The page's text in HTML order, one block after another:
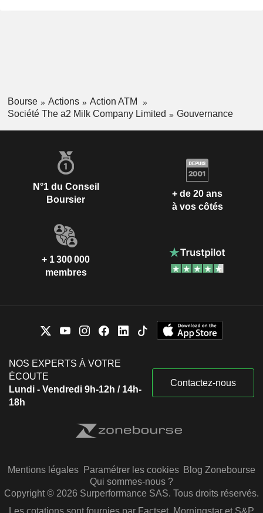
Bourse Actions
Action ATM
Société The a2 Milk Company Limited
Gouvernance
N°1 du Conseil
Boursier
+ de 20 ans
à vos côtés
+ 1 300 000
membres
NOS EXPERTS À VOTRE
ÉCOUTE
Lundi - Vendredi 9h-12h / 14h-
18h
Contactez-nous
Mentions légales Paramétrer les cookies Blog Zonebourse
Qui sommes-nous ?
Copyright © 2026 Surperformance SAS. Tous droits réservés.
Les cotations sont fournies par Factset, Morningstar et S&P